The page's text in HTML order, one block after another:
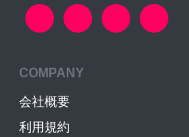
COMPANY
会社概要
利用規約